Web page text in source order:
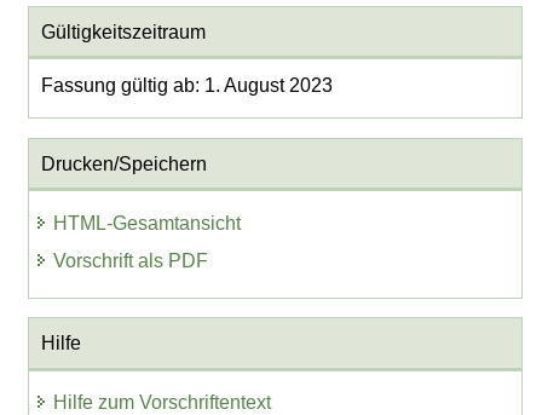
Gültigkeitszeitraum
Fassung gültig ab: 1. August 2023
Drucken/Speichern
HTML-Gesamtansicht
Vorschrift als PDF
Hilfe
Hilfe zum Vorschriftentext